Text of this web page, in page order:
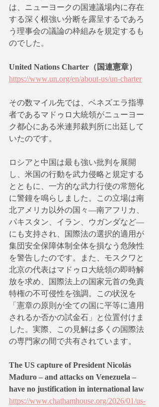
は、ニューヨークの国連議場内に存在
する深く根強い分断を露呈するであろ
う理事会の議論の枠組みを規定するも
のでした。
United Nations Charter（国連憲章）
https://www.un.org/en/about-us/un-charter
その数マイル先では、ベネズエラ指導
者であるマドゥロ大統領がニューヨー
ク都心にある米連邦裁判所に出廷して
いたのです。
ロシアと中国は最も強い批判を展開
し、米国の行動を武力侵略と規定する
とともに、一方的な武力行使の常態化
に警鐘を鳴らしました。この立場は南
北アメリカ以外の国々―南アフリカ、
パキスタン、イラン、ウガンダなど―
にも支持され、国際法の選択的適用が
集団安全保障体制全体を損なう危険性
を警告したのです。また、モスクワと
北京の代表はマドゥロ大統領の即時解
放を求め、国際法上の国家元首の免責
特権の不可侵性を強調。この状況を
「憲章の原則が全ての国に平等に適用
されるか否かの試金石」と位置付けま
した。実際、この見解は多くの国際法
の専門家の間で共有されています。
The US capture of President Nicolás
Maduro – and attacks on Venezuela –
have no justification in international law
https://www.chathamhouse.org/2026/01/us-